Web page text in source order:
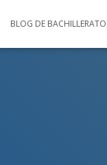
BLOG DE BACHILLERATO